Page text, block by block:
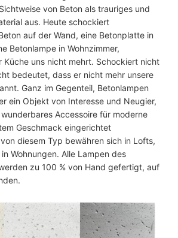
von Beton als trauriges und
aus. Heute schockiert
auf der Wand, eine Betonplatte in
Betonlampe in Wohnzimmer,
Küche uns nicht mehrt. Schockiert nicht
bedeutet, dass er nicht mehr unsere
Ganz im Gegenteil, Betonlampen
ein Objekt von Interesse und Neugier,
Accessoire für moderne
Geschmack eingerichtet
diesem Typ bewähren sich in Lofts,
Wohnungen. Alle Lampen des
zu 100 % von Hand gefertigt, auf